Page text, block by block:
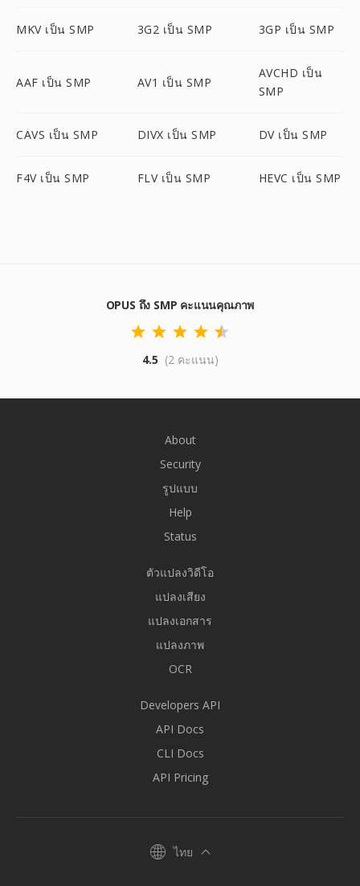
MKV เป็น SMP 3G2 เป็น SMP 3GP เป็น SMP
AAF เป็น SMP AV1 เป็น SMP
AVCHD เป็น
SMP
CAVS เป็น SMP DIVX เป็น SMP DV เป็น SMP
F4V เป็น SMP FLV เป็น SMP HEVC เป็น SMP
OPUS ถึง SMP คะแนนคุณภาพ
4.5 (2 คะแนน)
About
Security
รูปแบบ
Help
Status
ตัวแปลงวิดีโอ
แปลงเสียง
แปลงเอกสาร
แปลงภาพ
OCR
Developers API
API Docs
CLI Docs
API Pricing
ไทย